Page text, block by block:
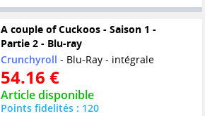
A couple of Cuckoos - Saison 1 -
Partie 2 - Blu-ray
Crunchyroll - Blu-Ray - intégrale
54.16 €
Article disponible
Points fidelités : 120